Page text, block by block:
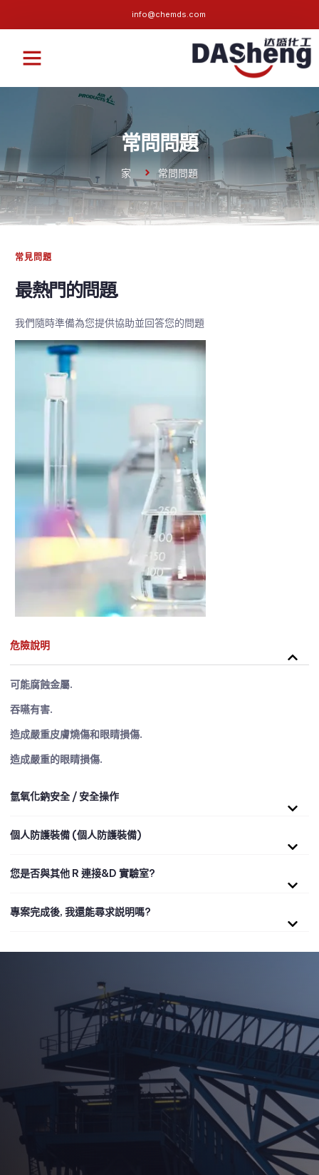
info@chemds.com
常問問題
家 常問問題
常見問題
最熱門的問題.
我們隨時準備為您提供協助並回答您的問題
危險說明
可能腐蝕金屬.
吞嚥有害.
造成嚴重皮膚燒傷和眼睛損傷.
造成嚴重的眼睛損傷.
氫氧化鈉安全 / 安全操作
個人防護裝備 (個人防護裝備)
您是否與其他 R 連接&D 實驗室?
專案完成後, 我還能尋求説明嗎?